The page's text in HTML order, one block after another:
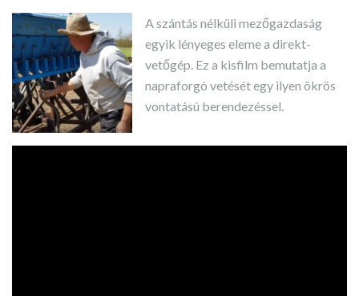
A szántás nélküli mezőgazdaság
egyik lényeges eleme a direkt-
vetőgép. Ez a kisfilm bemutatja a
napraforgó vetését egy ilyen ökrös
vontatású berendezéssel.